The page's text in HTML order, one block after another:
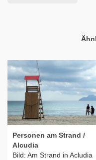
Personen am Strand /
Alcudia
Bild: Am Strand in Acludia